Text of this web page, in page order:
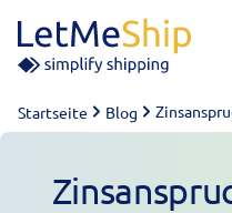
Startseite Blog